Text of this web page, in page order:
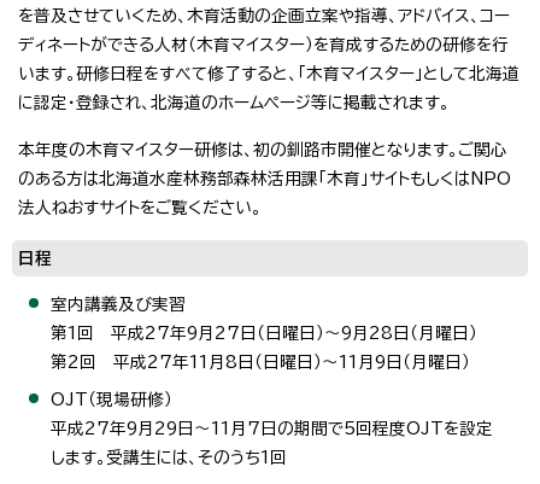
を普及させていくため、木育活動の企画立案や指導、アドバイス、コー
ディネートができる人材（木育マイスター）を育成するための研修を行
います。研修日程をすべて修了すると、「木育マイスター」として北海道
に認定・登録され、北海道のホームページ等に掲載されます。
本年度の木育マイスター研修は、初の釧路市開催となります。ご関心
のある方は北海道水産林務部森林活用課「木育」サイトもしくはNPO
法人ねおすサイトをご覧ください。
日程
室内講義及び実習
第1回 平成27年9月27日（日曜日）～9月28日（月曜日）
第2回 平成27年11月8日（日曜日）～11月9日（月曜日）
OJT（現場研修）
平成27年9月29日～11月7日の期間で5回程度OJTを設定
します。受講生には、そのうち1回